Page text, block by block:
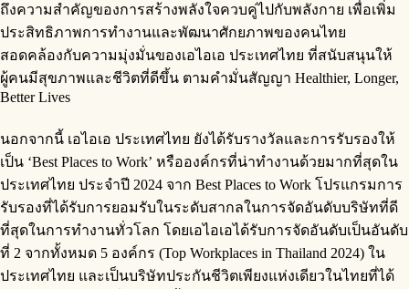
ถึงความสำคัญของการสร้างพลังใจควบคู่ไปกับพลังกาย เพื่อเพิ่ม
ประสิทธิภาพการทำงานและพัฒนาศักยภาพของคนไทย
สอดคล้องกับความมุ่งมั่นของเอไอเอ ประเทศไทย ที่สนับสนุนให้
ผู้คนมีสุขภาพและชีวิตที่ดีขึ้น ตามคำมั่นสัญญา Healthier, Longer,
Better Lives
นอกจากนี้ เอไอเอ ประเทศไทย ยังได้รับรางวัลและการรับรองให้
เป็น ‘Best Places to Work’ หรือองค์กรที่น่าทำงานด้วยมากที่สุดใน
ประเทศไทย ประจำปี 2024 จาก Best Places to Work โปรแกรมการ
รับรองที่ได้รับการยอมรับในระดับสากลในการจัดอันดับบริษัทที่ดี
ที่สุดในการทำงานทั่วโลก โดยเอไอเอได้รับการจัดอันดับเป็นอันดับ
ที่ 2 จากทั้งหมด 5 องค์กร (Top Workplaces in Thailand 2024) ใน
ประเทศไทย และเป็นบริษัทประกันชีวิตเพียงแห่งเดียวในไทยที่ได้